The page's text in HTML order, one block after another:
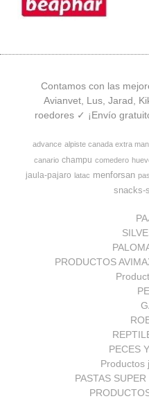
Contamos con las
Avianvet, Lus, Jarad,
roedores ✓ ¡Envío
advance alpiste canada extra
canario champu comedero
jaula-pajaro latac menforsan
snacks-
PRODUCTOS
PECES
Productos
PASTAS